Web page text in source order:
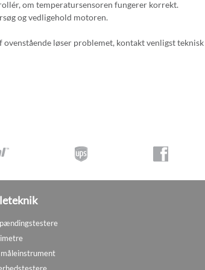
om temperatursensoren fungerer korrekt.
og vedligehold motoren.
ovenstående løser problemet, kontakt venligst